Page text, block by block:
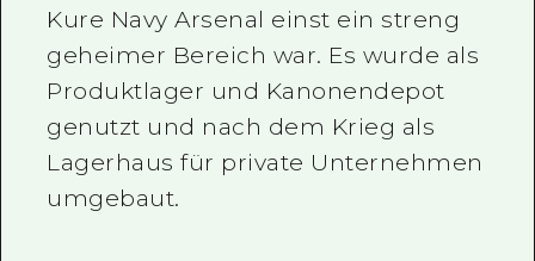
Kure Navy Arsenal einst ein streng
geheimer Bereich war. Es wurde als
Produktlager und Kanonendepot
genutzt und nach dem Krieg als
Lagerhaus für private Unternehmen
umgebaut.